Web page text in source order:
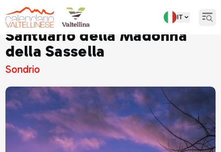
IT
Santuario della Madonna
della Sassella
Sondrio